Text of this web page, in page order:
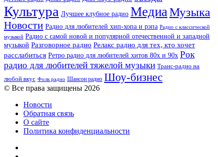
Культура Лучшее клубное радио МедиаМузыка
Новости Радио для любителей хип-хопа и рэпа Радио с классической
музыкой Радио с самой новой и популярной отечественной и западной
музыкой Разговорное радио Релакс радио для тех, кто хочет
расслабиться Ретро радио для любителей хитов 80х и 90х Рок
радио для любителей тяжелой музыки Транс-радио на
любой вкус Фолк радио Шансон радио Шоу-бизнес
© Все права защищены 2026
Новости
Обратная связь
О сайте
Политика конфиденциальности